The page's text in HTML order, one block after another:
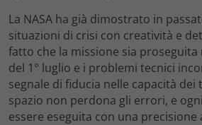
La NASA ha già dimostrato in
situazioni di crisi con creatività e
fatto che la missione sia
del 1° luglio e i problemi tecnici
segnale di fiducia nelle capacità dei
spazio non perdona gli errori, e
essere eseguita con una precisione